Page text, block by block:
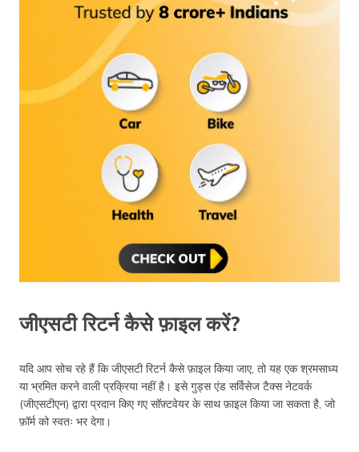
जीएसटी रिटर्न कैसे फ़ाइल करें?
यदि आप सोच रहे हैं कि जीएसटी रिटर्न कैसे फ़ाइल किया जाए, तो यह एक श्रमसाध्य
या भ्रमित करने वाली प्रक्रिया नहीं है। इसे गुड्स एंड सर्विसेज टैक्स नेटवर्क
(जीएसटीएन) द्वारा प्रदान किए गए सॉफ़्टवेयर के साथ फ़ाइल किया जा सकता है, जो
फ़ॉर्म को स्वतः भर देगा।